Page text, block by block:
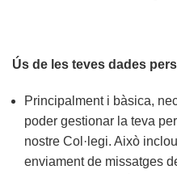
Ús de les teves dades
Principalment i bàsica,
poder gestionar la teva
nostre Col·legi. Això
enviament de missatges